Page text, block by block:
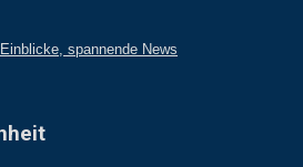
spannende News